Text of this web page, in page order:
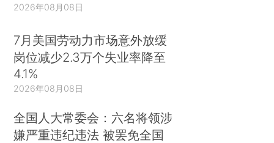
2026年08月08日
7月美国劳动力市场意外放缓
岗位减少2.3万个失业率降至
4.1%
2026年08月08日
全国人大常委会：六名将领涉
嫌严重违纪违法 被罢免全国